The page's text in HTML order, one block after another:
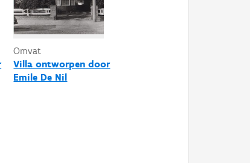
Omvat
Villa ontworpen door
Emile De Nil